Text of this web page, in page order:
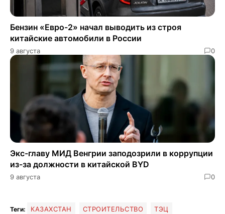
Бензин «Евро-2» начал выводить из строя
китайские автомобили в России
9 августа 0
Экс-главу МИД Венгрии заподозрили в коррупции
из-за должности в китайской BYD
9 августа 0
Теги: КАЗАХСТАН СТРОИТЕЛЬСТВО ТЭЦ